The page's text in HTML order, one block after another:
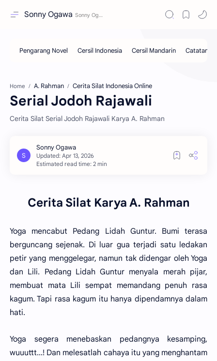
Sonny Ogawa
Home A. Rahman Cerita Silat Indonesia Online
Serial Jodoh Rajawali
Cerita Silat Serial Jodoh Rajawali Karya A. Rahman
Estimated read time: 2 min
Cerita Silat Karya A. Rahman
Yoga mencabut Pedang Lidah Guntur. Bumi terasa
berguncang sejenak. Di luar gua terjadi satu ledakan
petir yang menggelegar, namun tak didengar oleh Yoga
dan Lili. Pedang Lidah Guntur menyala merah pijar,
membuat mata Lili sempat memandang penuh rasa
kagum. Tapi rasa kagum itu hanya dipendamnya dalam
hati.
Yoga segera menebaskan pedangnya kesamping,
wuuuttt...! Dan melesatlah cahaya itu yang menghantam